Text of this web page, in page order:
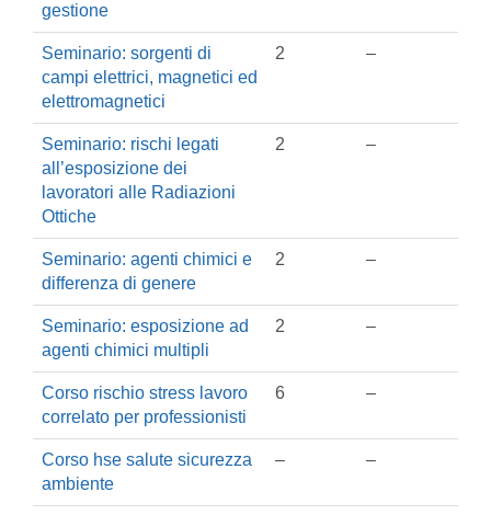
gestione
Seminario: sorgenti di
campi elettrici, magnetici ed
elettromagnetici
2 –
Seminario: rischi legati
all’esposizione dei
lavoratori alle Radiazioni
Ottiche
2 –
Seminario: agenti chimici e
differenza di genere
2 –
Seminario: esposizione ad
agenti chimici multipli
2 –
Corso rischio stress lavoro
correlato per professionisti
6 –
Corso hse salute sicurezza
ambiente
– –